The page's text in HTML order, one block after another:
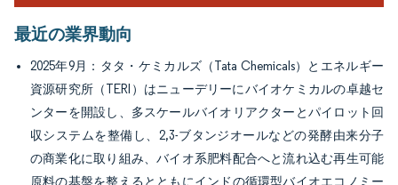
最近の業界動向
2025年9月：タタ・ケミカルズ（Tata Chemicals）とエネルギー
資源研究所（TERI）はニューデリーにバイオケミカルの卓越セ
ンターを開設し、多スケールバイオリアクターとパイロット回
収システムを整備し、2,3-ブタンジオールなどの発酵由来分子
の商業化に取り組み、バイオ系肥料配合へと流れ込む再生可能